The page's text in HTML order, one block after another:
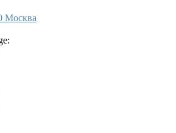
Москва